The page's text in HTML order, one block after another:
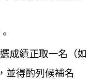
成績正取一名（如
並得酌列候補名